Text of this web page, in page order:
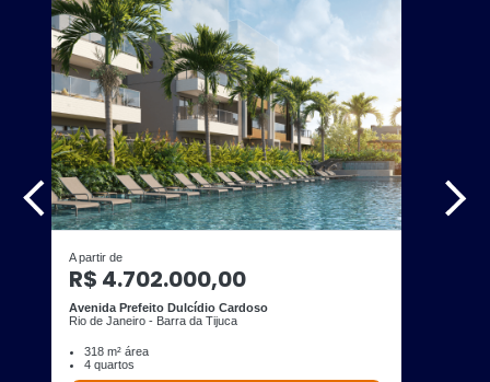
A partir de
R$ 4.702.000,00
Avenida Prefeito Dulcídio Cardoso
Rio de Janeiro - Barra da Tijuca
318 m² área
4 quartos